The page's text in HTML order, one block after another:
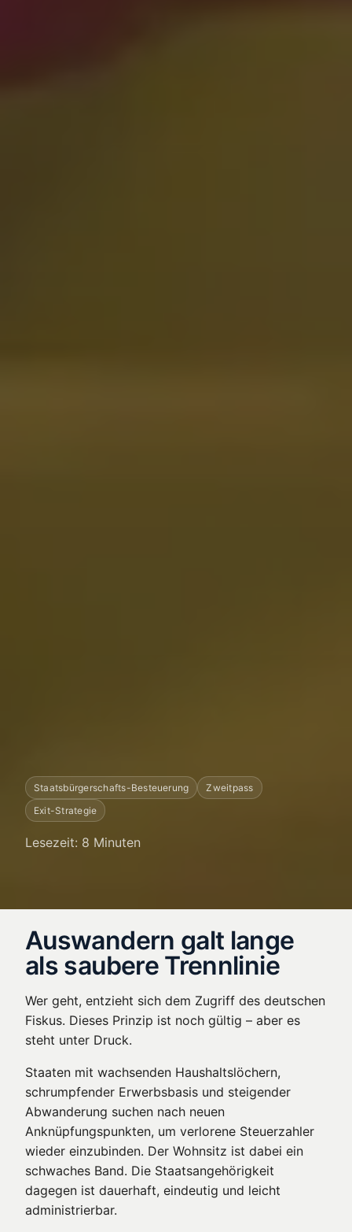
Staatsbürgerschafts-Besteuerung
Zweitpass
Exit-Strategie
Lesezeit: 8 Minuten
Auswandern galt lange
als saubere Trennlinie
Wer geht, entzieht sich dem Zugriff des deutschen
Fiskus. Dieses Prinzip ist noch gültig – aber es
steht unter Druck.
Staaten mit wachsenden Haushaltslöchern,
schrumpfender Erwerbsbasis und steigender
Abwanderung suchen nach neuen
Anknüpfungspunkten, um verlorene Steuerzahler
wieder einzubinden. Der Wohnsitz ist dabei ein
schwaches Band. Die Staatsangehörigkeit
dagegen ist dauerhaft, eindeutig und leicht
administrierbar.